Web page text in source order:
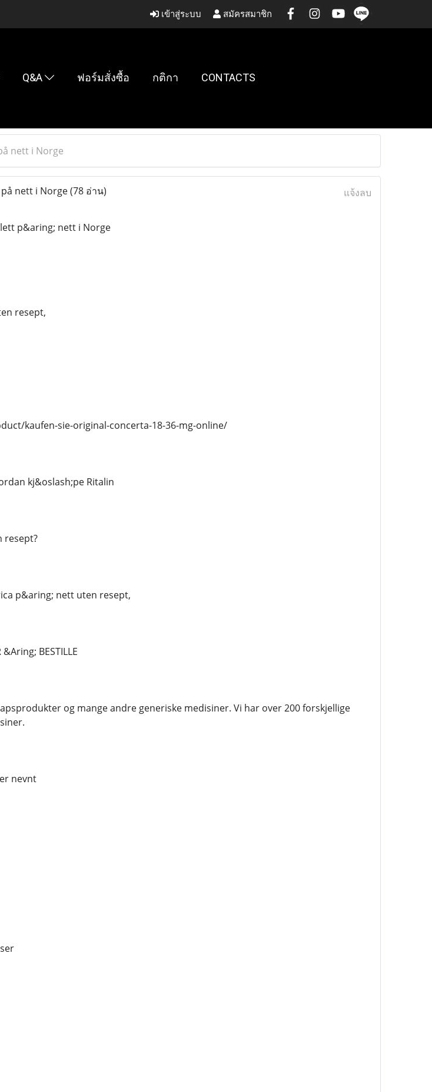
เข้าสู่ระบบ สมัครสมาชิก
Q&A ฟอร์มสั่งซื้อ กติกา CONTACTS
nett i Norge
nett i Norge(78 อ่าน) แจ้งลบ
p&aring; nett i Norge
resept,
kaufen-sie-original-concerta-18-36-mg-online/
kj&oslash;pe Ritalin
resept?
p&aring; nett uten resept,
&Aring; BESTILLE
og mange andre generiske medisiner. Vi har over 200 forskjellige
nevnt